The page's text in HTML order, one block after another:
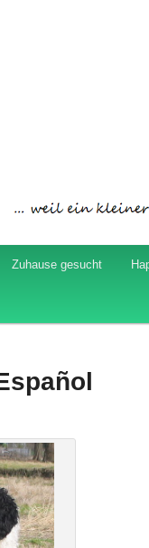
Zuhause gesucht